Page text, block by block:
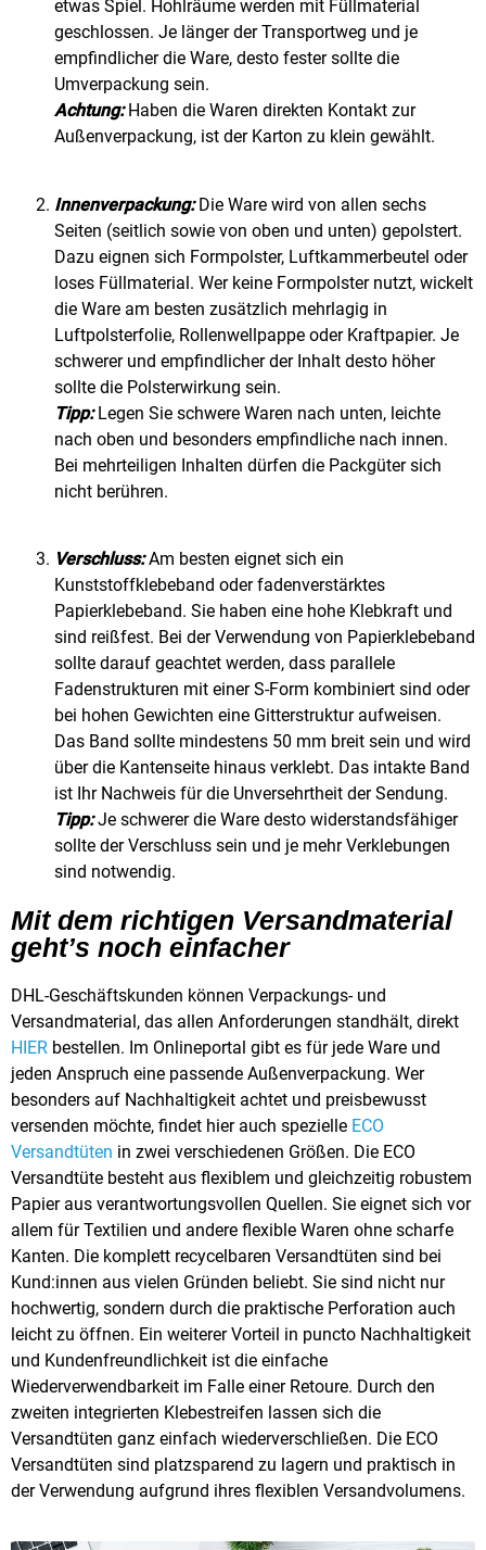
etwas Spiel. Hohlräume werden mit Füllmaterial
geschlossen. Je länger der Transportweg und je
empfindlicher die Ware, desto fester sollte die
Umverpackung sein.
Achtung:Haben die Waren direkten Kontakt zur
Außenverpackung, ist der Karton zu klein gewählt.
Innenverpackung:Die Ware wird von allen sechs
Seiten (seitlich sowie von oben und unten) gepolstert.
Dazu eignen sich Formpolster, Luftkammerbeutel oder
loses Füllmaterial. Wer keine Formpolster nutzt, wickelt
die Ware am besten zusätzlich mehrlagig in
Luftpolsterfolie, Rollenwellpappe oder Kraftpapier. Je
schwerer und empfindlicher der Inhalt desto höher
sollte die Polsterwirkung sein.
Tipp:Legen Sie schwere Waren nach unten, leichte
nach oben und besonders empfindliche nach innen.
Bei mehrteiligen Inhalten dürfen die Packgüter sich
nicht berühren.
Verschluss:Am besten eignet sich ein
Kunststoffklebeband oder fadenverstärktes
Papierklebeband. Sie haben eine hohe Klebkraft und
sind reißfest. Bei der Verwendung von Papierklebeband
sollte darauf geachtet werden, dass parallele
Fadenstrukturen mit einer S-Form kombiniert sind oder
bei hohen Gewichten eine Gitterstruktur aufweisen.
Das Band sollte mindestens 50 mm breit sein und wird
über die Kantenseite hinaus verklebt. Das intakte Band
ist Ihr Nachweis für die Unversehrtheit der Sendung.
Tipp:Je schwerer die Ware desto widerstandsfähiger
sollte der Verschluss sein und je mehr Verklebungen
sind notwendig.
Mit dem richtigen Versandmaterial
geht’s noch einfacher
DHL-Geschäftskunden können Verpackungs- und
Versandmaterial, das allen Anforderungen standhält, direkt
HIER bestellen. Im Onlineportal gibt es für jede Ware und
jeden Anspruch eine passende Außenverpackung. Wer
besonders auf Nachhaltigkeit achtet und preisbewusst
versenden möchte, findet hier auch spezielle ECO
Versandtüten in zwei verschiedenen Größen. Die ECO
Versandtüte besteht aus flexiblem und gleichzeitig robustem
Papier aus verantwortungsvollen Quellen. Sie eignet sich vor
allem für Textilien und andere flexible Waren ohne scharfe
Kanten. Die komplett recycelbaren Versandtüten sind bei
Kund:innen aus vielen Gründen beliebt. Sie sind nicht nur
hochwertig, sondern durch die praktische Perforation auch
leicht zu öffnen. Ein weiterer Vorteil in puncto Nachhaltigkeit
und Kundenfreundlichkeit ist die einfache
Wiederverwendbarkeit im Falle einer Retoure. Durch den
zweiten integrierten Klebestreifen lassen sich die
Versandtüten ganz einfach wiederverschließen. Die ECO
Versandtüten sind platzsparend zu lagern und praktisch in
der Verwendung aufgrund ihres flexiblen Versandvolumens.